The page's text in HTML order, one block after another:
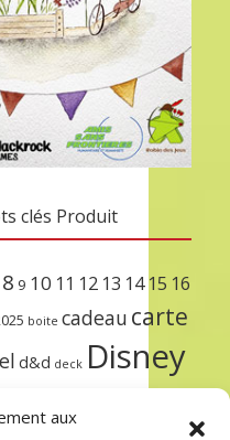
aux
clés Produit
8 9 10 11 12 13 14 15 16
boite cadeau carte
d&d deck Disney